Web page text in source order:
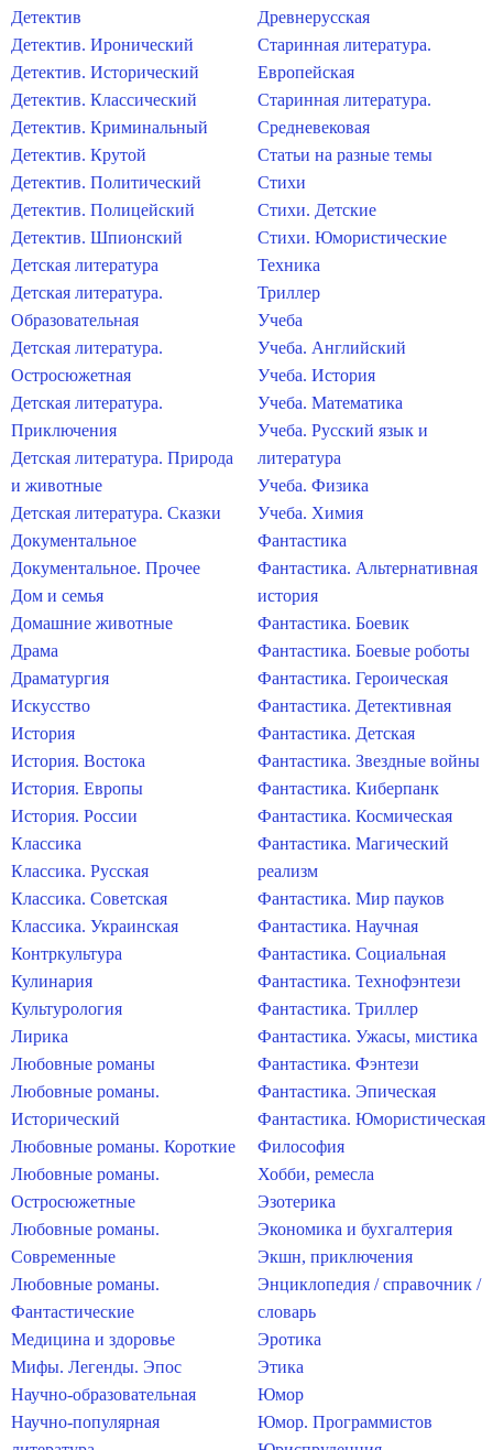
Детектив
Детектив. Иронический
Детектив. Исторический
Детектив. Классический
Детектив. Криминальный
Детектив. Крутой
Детектив. Политический
Детектив. Полицейский
Детектив. Шпионский
Детская литература
Детская литература.
Образовательная
Детская литература.
Остросюжетная
Детская литература.
Приключения
Детская литература. Природа
и животные
Детская литература. Сказки
Документальное
Документальное. Прочее
Дом и семья
Домашние животные
Драма
Драматургия
Искусство
История
История. Востока
История. Европы
История. России
Классика
Классика. Русская
Классика. Советская
Классика. Украинская
Контркультура
Кулинария
Культурология
Лирика
Любовные романы
Любовные романы.
Исторический
Любовные романы. Короткие
Любовные романы.
Остросюжетные
Любовные романы.
Современные
Любовные романы.
Фантастические
Медицина и здоровье
Мифы. Легенды. Эпос
Научно-образовательная
Научно-популярная
Древнерусская
Старинная литература.
Европейская
Старинная литература.
Средневековая
Статьи на разные темы
Стихи
Стихи. Детские
Стихи. Юмористические
Техника
Триллер
Учеба
Учеба. Английский
Учеба. История
Учеба. Математика
Учеба. Русский язык и
литература
Учеба. Физика
Учеба. Химия
Фантастика
Фантастика. Альтернативная
история
Фантастика. Боевик
Фантастика. Боевые роботы
Фантастика. Героическая
Фантастика. Детективная
Фантастика. Детская
Фантастика. Звездные войны
Фантастика. Киберпанк
Фантастика. Космическая
Фантастика. Магический
реализм
Фантастика. Мир пауков
Фантастика. Научная
Фантастика. Социальная
Фантастика. Технофэнтези
Фантастика. Триллер
Фантастика. Ужасы, мистика
Фантастика. Фэнтези
Фантастика. Эпическая
Фантастика. Юмористическая
Философия
Хобби, ремесла
Эзотерика
Экономика и бухгалтерия
Экшн, приключения
Энциклопедия / справочник /
словарь
Эротика
Этика
Юмор
Юмор. Программистов